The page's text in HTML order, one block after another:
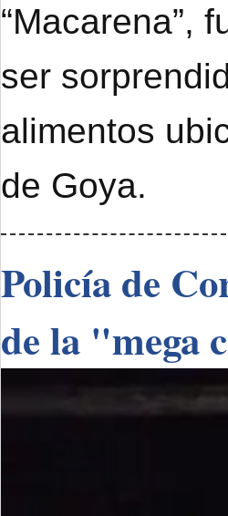
“Macarena”,
ser
alimentos
de Goya.
Policía de
de la "mega